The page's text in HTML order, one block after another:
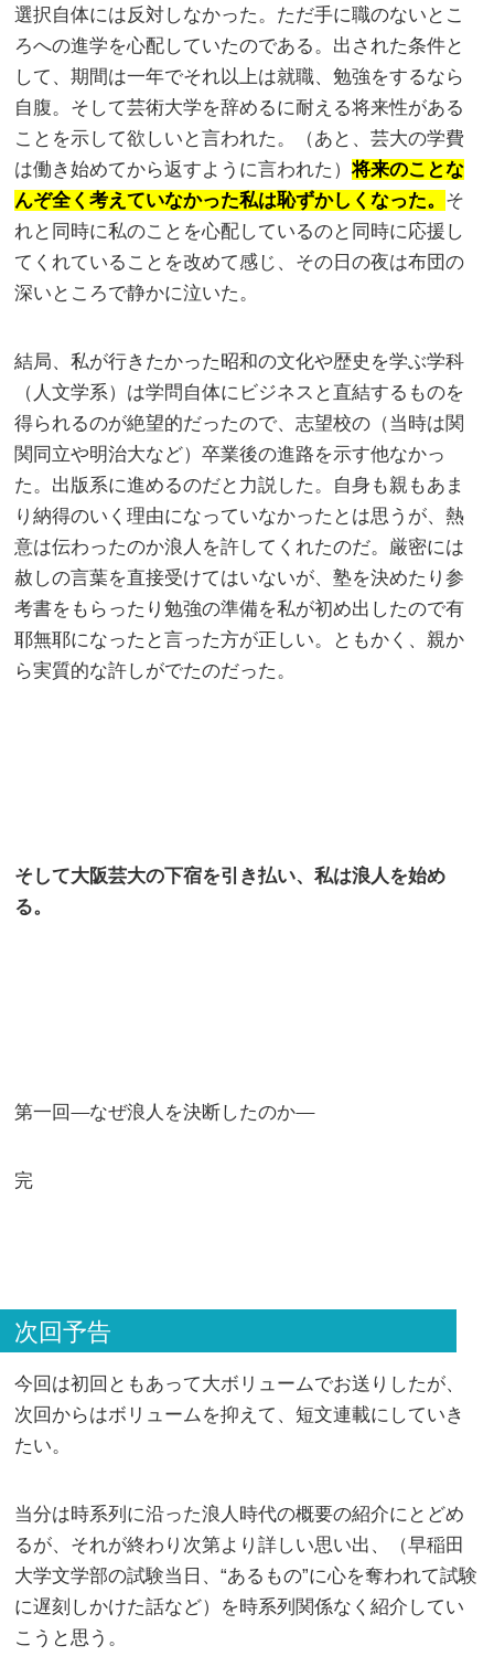
選択自体には反対しなかった。ただ手に職のないとこ
ろへの進学を心配していたのである。出された条件と
して、期間は一年でそれ以上は就職、勉強をするなら
自腹。そして芸術大学を辞めるに耐える将来性がある
ことを示して欲しいと言われた。（あと、芸大の学費
は働き始めてから返すように言われた）将来のことな
んぞ全く考えていなかった私は恥ずかしくなった。 そ
れと同時に私のことを心配しているのと同時に応援し
てくれていることを改めて感じ、その日の夜は布団の
深いところで静かに泣いた。
結局、私が行きたかった昭和の文化や歴史を学ぶ学科
（人文学系）は学問自体にビジネスと直結するものを
得られるのが絶望的だったので、志望校の（当時は関
関同立や明治大など）卒業後の進路を示す他なかっ
た。出版系に進めるのだと力説した。自身も親もあま
り納得のいく理由になっていなかったとは思うが、熱
意は伝わったのか浪人を許してくれたのだ。厳密には
赦しの言葉を直接受けてはいないが、塾を決めたり参
考書をもらったり勉強の準備を私が初め出したので有
耶無耶になったと言った方が正しい。ともかく、親か
ら実質的な許しがでたのだった。
そして大阪芸大の下宿を引き払い、私は浪人を始め
る。
第一回 なぜ浪人を決断したのか
完
次回予告
今回は初回ともあって大ボリュームでお送りしたが、
次回からはボリュームを抑えて、短文連載にしていき
たい。
当分は時系列に沿った浪人時代の概要の紹介にとどめ
るが、それが終わり次第より詳しい思い出、（早稲田
大学文学部の試験当日、“あるもの”に心を奪われて試験
に遅刻しかけた話など）を時系列関係なく紹介してい
こうと思う。